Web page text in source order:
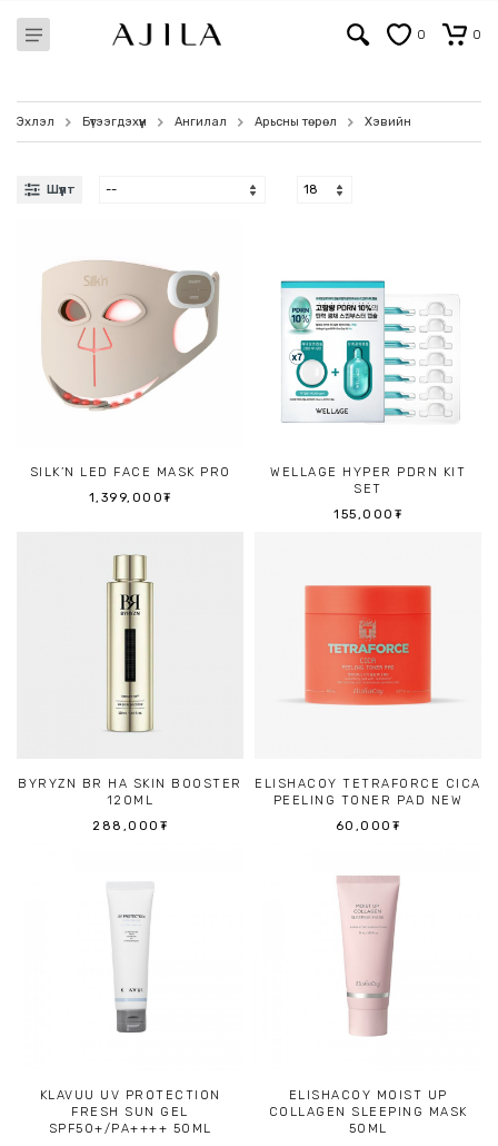
0 0
Эхлэл Бүтээгдэхүүн Ангилал Арьсны төрөл Хэвийн
Шүүлт
SILK’N LED FACE MASK PRO
1,399,000₮
WELLAGE HYPER PDRN KIT
SET
155,000₮
BYRYZN BR HA SKIN BOOSTER
120ML
288,000₮
ELISHACOY TETRAFORCE CICA
PEELING TONER PAD NEW
60,000₮
KLAVUU UV PROTECTION
FRESH SUN GEL
SPF50+/PA++++ 50ML
ELISHACOY MOIST UP
COLLAGEN SLEEPING MASK
50ML